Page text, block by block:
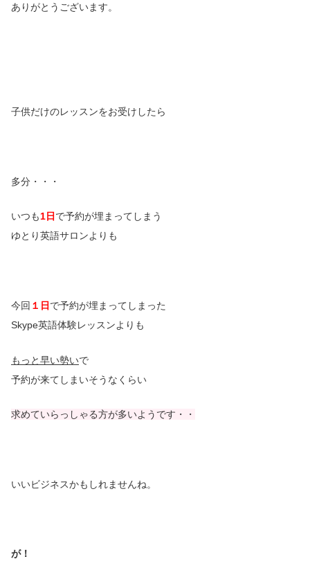
ありがとうございます。
子供だけのレッスンをお受けしたら
多分・・・
いつも1日 で予約が埋まってしまう
ゆとり英語サロンよりも
今回 １日 で予約が埋まってしまった
Skype英語体験レッスンよりも
もっと早い勢いで
予約が来てしまいそうなくらい
求めていらっしゃる方が多いようです・・
いいビジネスかもしれませんね。
が！